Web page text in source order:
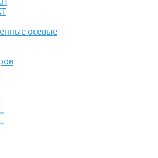
осевые